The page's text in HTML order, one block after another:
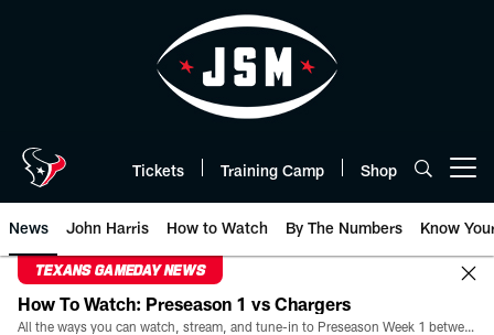
Tickets Training Camp Shop
News John Harris How to Watch By The Numbers Know
TEXANS GAMEDAY NEWS
How To Watch: Preseason 1 vs Chargers
All the ways you can watch, stream, and tune-in to Preseason Week 1 between the Texans and the Los Angeles Chargers at Reliant Stadium on August 13.